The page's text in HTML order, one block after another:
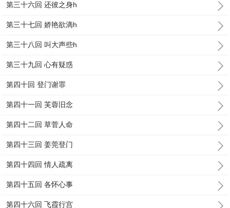
第三十六回 还彼之身h
第三十七回 娇艳欲滴h
第三十八回 叫大声些h
第三十九回 心有疑惑
第四十回 登门谢罪
第四十一回 芙蓉旧念
第四十二回 草菅人命
第四十三回 姜莞登门
第四十四回 情人疏离
第四十五回 各怀心事
第四十六回 飞霞行宫